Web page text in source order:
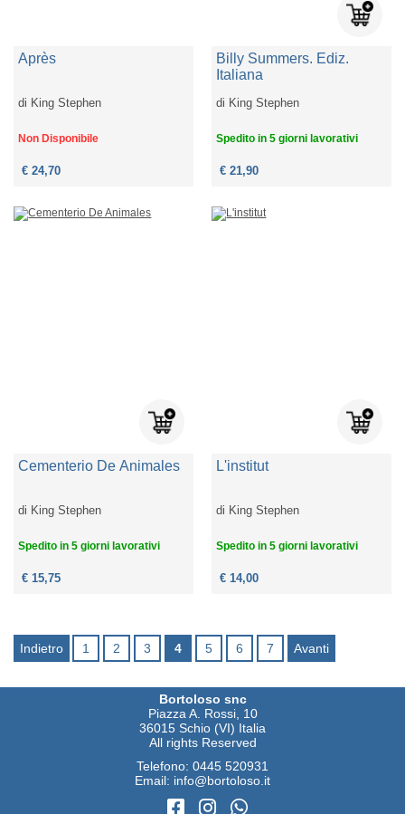
Après
di King Stephen
Non Disponibile
€ 24,70
Billy Summers. Ediz.
Italiana
di King Stephen
Spedito in 5 giorni lavorativi
€ 21,90
Cementerio De Animales
di King Stephen
Spedito in 5 giorni lavorativi
€ 15,75
L'institut
di King Stephen
Spedito in 5 giorni lavorativi
€ 14,00
Indietro 1 2 3 4 5 6 7 Avanti
Bortoloso snc
Piazza A. Rossi, 10
36015 Schio (VI) Italia
All rights Reserved
Telefono: 0445 520931
Email: info@bortoloso.it